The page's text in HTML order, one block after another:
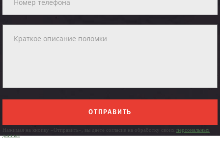
ОТПРАВИТЬ
Нажимая на кнопку «Отправить», вы даете согласие на обработку своих персональных
данных